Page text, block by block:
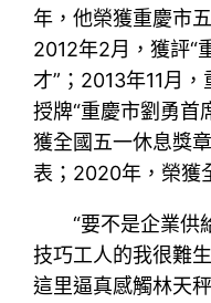
年，他榮獲重慶市
2012年2月，獲評“
才”；2013年11月
授牌“重慶市劉勇首
獲全國五一休息獎
表；2020年，榮獲
“要不是企業供
技巧工人的我很難
這里逼真感觸林天